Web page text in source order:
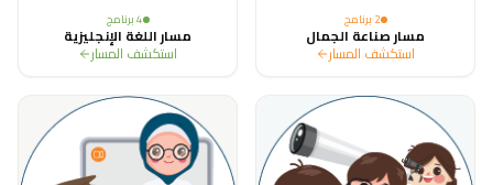
2 برنامج
مسار صناعة الجمال
استكشف المسار
4برنامج
مسار اللغة الإنجليزية
استكشف المسار